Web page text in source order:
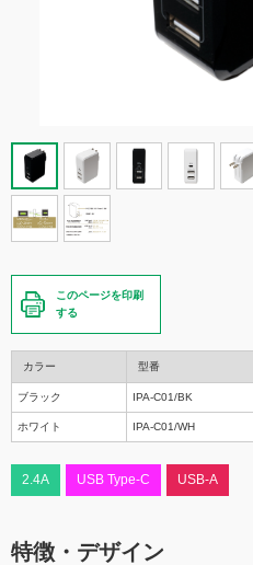
このページを印刷
する
カラー 型番
ブラック IPA-C01/BK
ホワイト IPA-C01/WH
2.4A USB Type-C USB-A
特徴・デザイン